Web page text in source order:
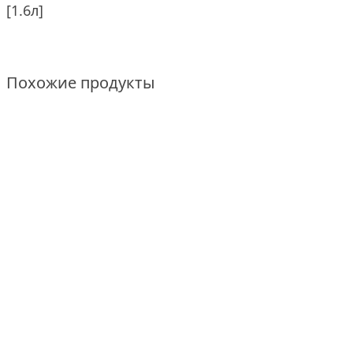
[1.6л]
Похожие продукты